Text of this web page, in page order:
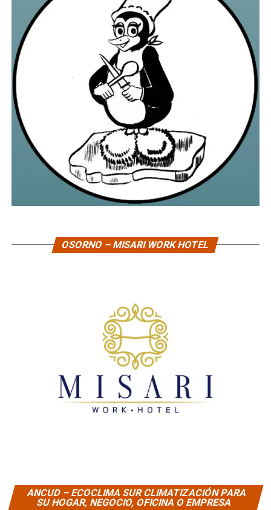
OSORNO – MISARI WORK HOTEL
ANCUD – ECOCLIMA SUR CLIMATIZACIÓN PARA
SU HOGAR, NEGOCIO, OFICINA O EMPRESA